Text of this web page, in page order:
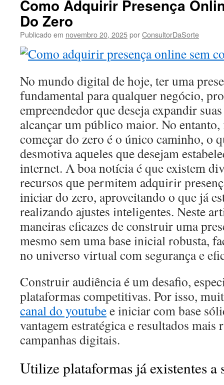
Como Adquirir Presença
Do Zero
Publicado em novembro 20, 2025porConsultorDaSorte
No mundo digital de hoje, ter uma
fundamental para qualquer negócio,
empreendedor que deseja expandir
alcançar um público maior. No
começar do zero é o único caminho, o
desmotiva aqueles que desejam
internet. A boa notícia é que existem
recursos que permitem adquirir
iniciar do zero, aproveitando o que já
realizando ajustes inteligentes. Neste
maneiras eficazes de construir uma
mesmo sem uma base inicial robusta,
no universo virtual com segurança e
Construir audiência é um desafio,
plataformas competitivas. Por isso,
canal do youtubee iniciar com base
vantagem estratégica e resultados
campanhas digitais.
Utilize plataformas já existentes a